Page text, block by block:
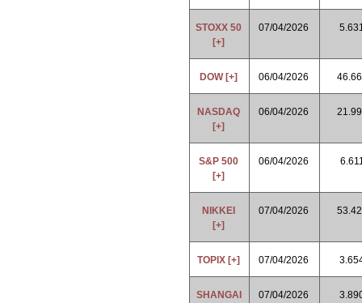
STOXX 50
[+]
07/04/2026
DOW [+] 06/04/2026
NASDAQ
[+]
06/04/2026
S&P 500
[+]
06/04/2026
NIKKEI
[+]
07/04/2026
TOPIX [+] 07/04/2026
SHANGAI
07/04/2026